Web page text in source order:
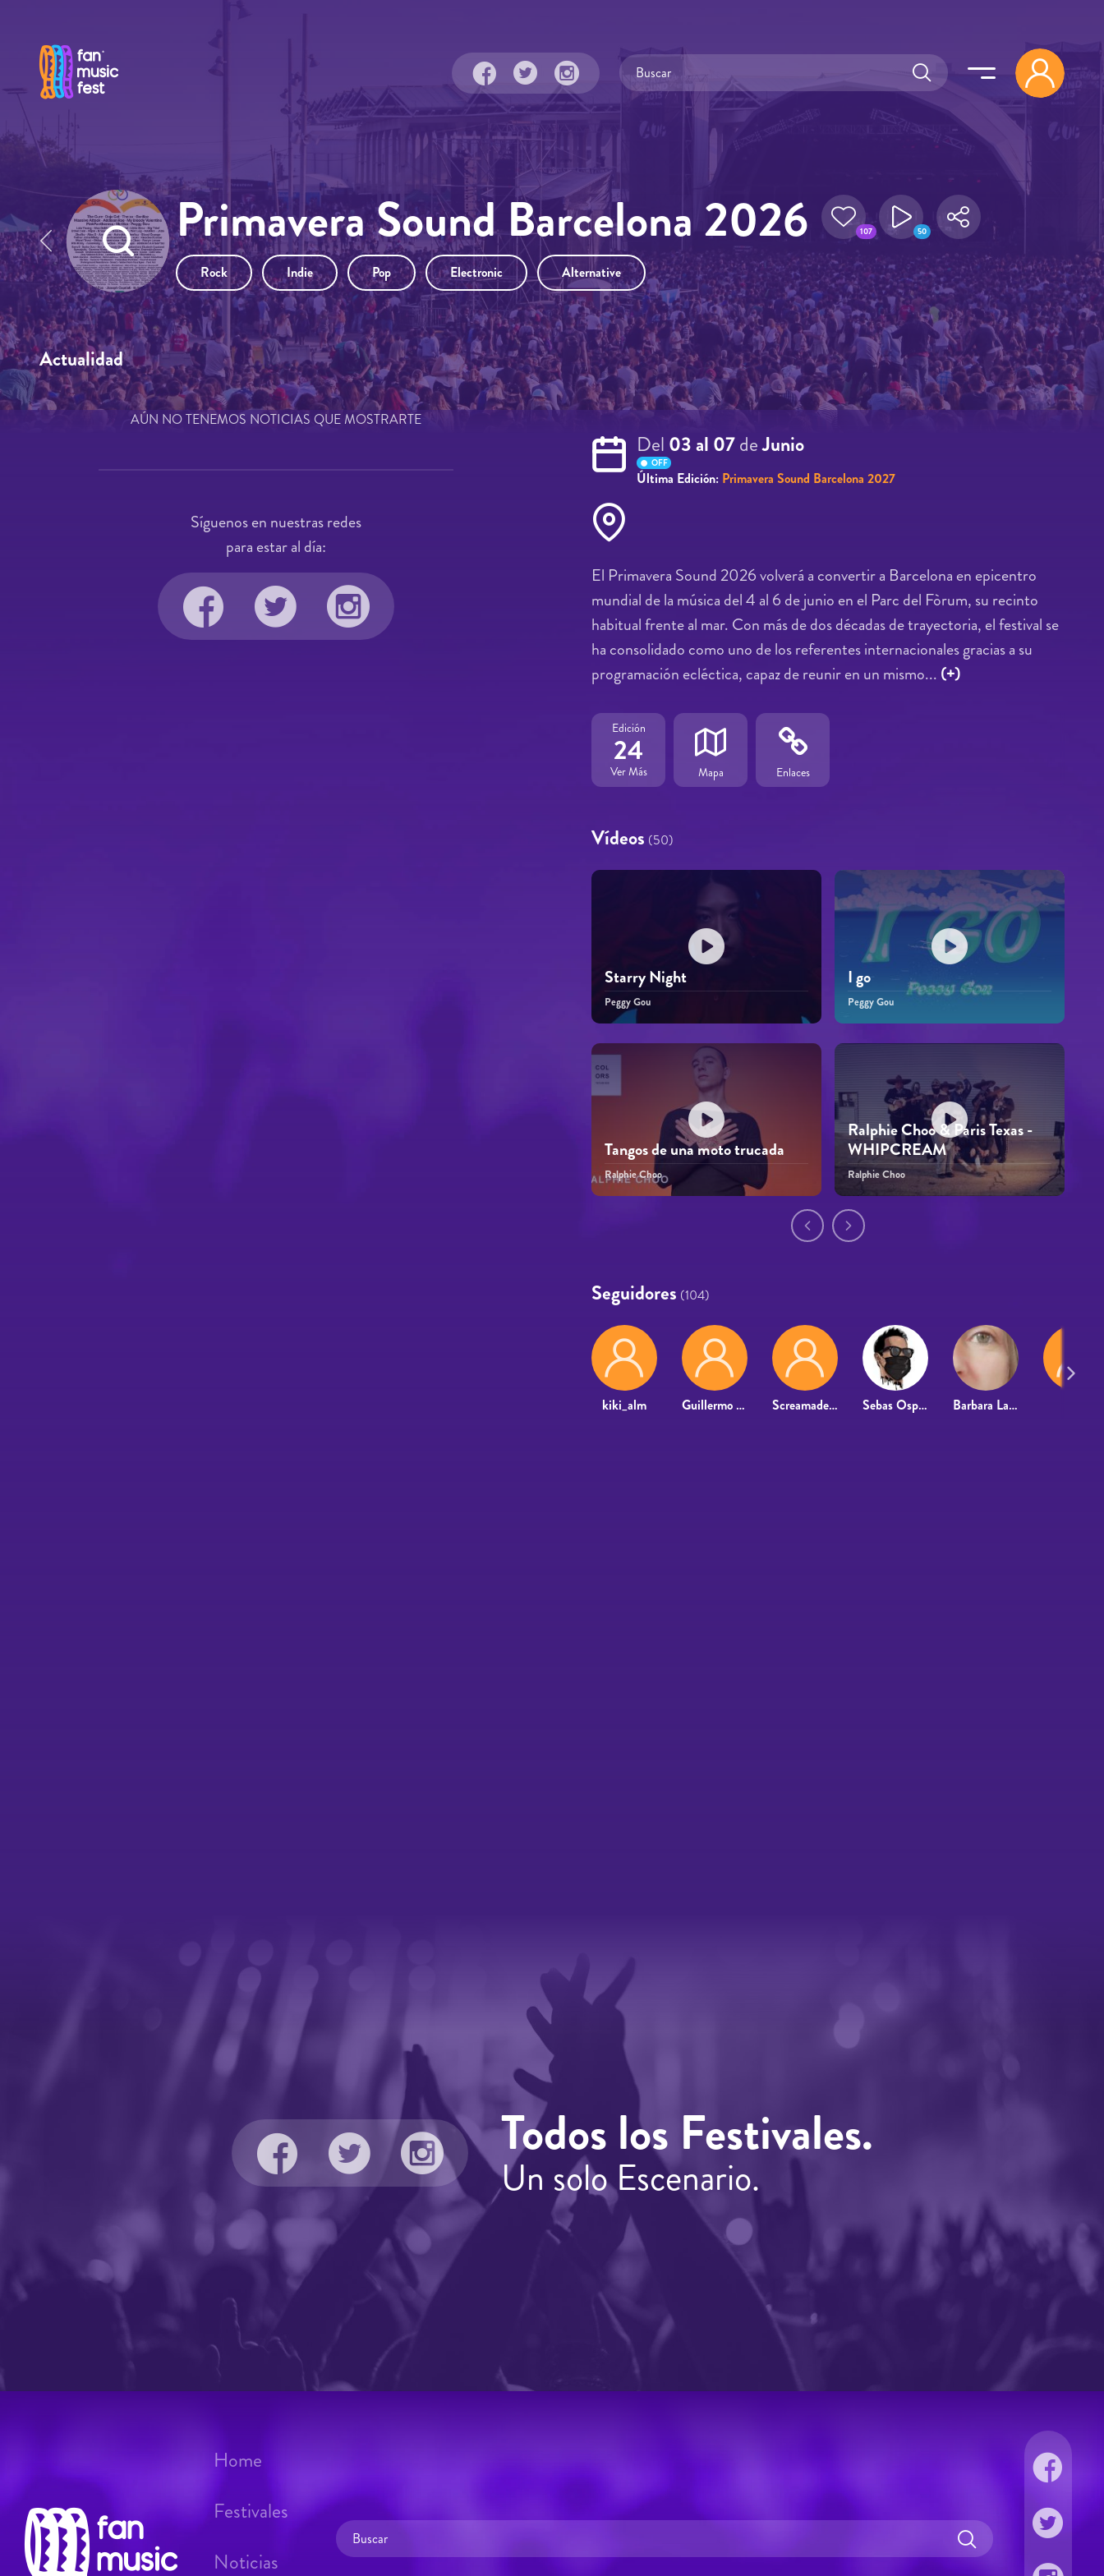
Primavera Sound Barcelona 2026 107 50
Rock Indie Pop Electronic Alternative
Del 03 al 07deJunio
OFF
Última Edición: Primavera Sound Barcelona 2027
El Primavera Sound 2026 volverá a convertir a Barcelona en epicentro
mundial de la música del 4 al 6 de junio en el Parc del Fòrum, su recinto
habitual frente al mar. Con más de dos décadas de trayectoria, el festival se
ha consolidado como uno de los referentes internacionales gracias a su
programación ecléctica, capaz de reunir en un mismo... (+)
Edición
24
Ver Más Mapa Enlaces
Vídeos (50)
Starry Night
Peggy Gou
I go
Peggy Gou
Tangos de una moto trucada
Ralphie Choo
Ralphie Choo & Paris Texas -
WHIPCREAM
Ralphie Choo
Seguidores (104)
kiki_alm Guillermo Dominguez Screamadelico Sebas Ospina Barbara Lanneau
Actualidad
AÚN NO TENEMOS NOTICIAS QUE MOSTRARTE
Síguenos en nuestras redes
para estar al día:
Todos los Festivales.
Un solo Escenario.
Home
Festivales
Noticias